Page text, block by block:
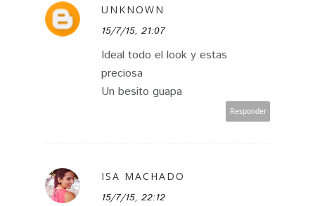
UNKNOWN
15/7/15, 21:07
Ideal todo el look y estas
preciosa
Un besito guapa
Responder
ISA MACHADO
15/7/15, 22:12